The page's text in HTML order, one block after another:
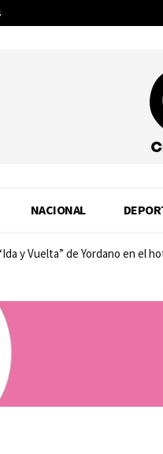
NACIONAL
y Vuelta” de Yordano en el